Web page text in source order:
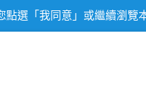
選「我同意」或繼續瀏覽